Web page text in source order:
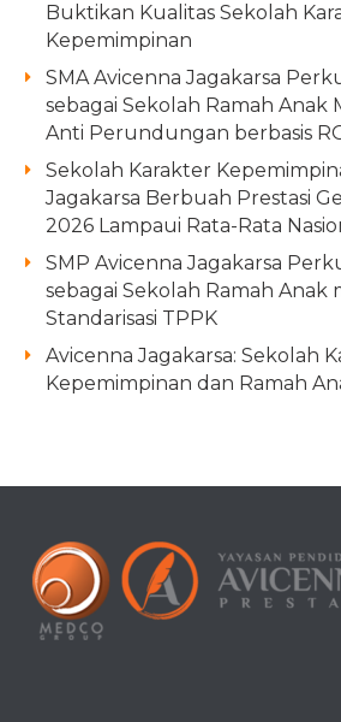
Buktikan Kualitas Sekolah
Kepemimpinan
SMA Avicenna Jagakarsa
sebagai Sekolah Ramah Anak
Anti Perundungan berbasis
Sekolah Karakter
Jagakarsa Berbuah Prestasi
2026 Lampaui Rata-Rata
SMP Avicenna Jagakarsa
sebagai Sekolah Ramah Anak
Standarisasi TPPK
Avicenna Jagakarsa: Sekolah
Kepemimpinan dan Ramah